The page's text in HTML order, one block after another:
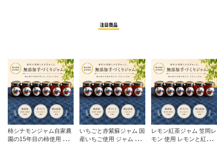
柿シナモンジャム自家農
園の15年目の柿使用 手
いちごと赤紫蘇ジャム 国
産いちご使用 ジャム コ
レモン紅茶ジャム 笠岡レ
モン 使用 レモンと紅茶